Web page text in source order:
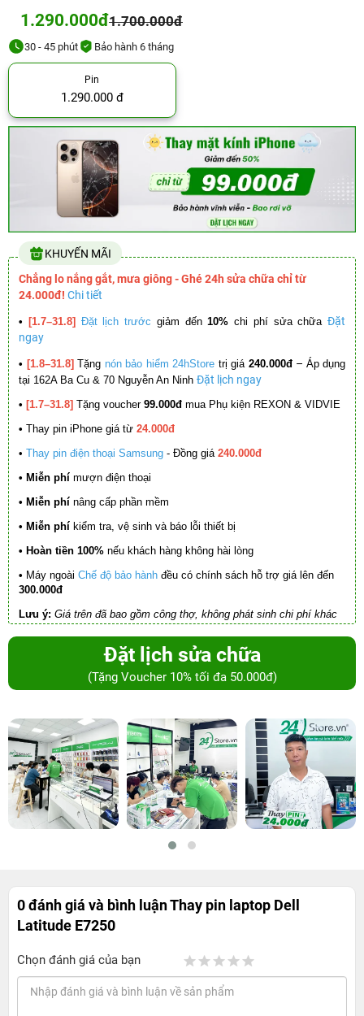
1.290.000đ1.700.000đ
30 - 45 phút Bảo hành 6 tháng
Pin
1.290.000 đ
KHUYẾN MÃI
Chẳng lo nắng gắt, mưa giông - Ghé 24h sửa chữa chỉ từ
24.000đ! Chi tiết
• [1.7–31.8] Đặt lịch trước giảm đến10% chi phí sửa chữa Đặt
ngay
• [1.8–31.8] Tặng nón bảo hiểm 24hStore trị giá 240.000đ – Áp dụng
tại 162A Ba Cu & 70 Nguyễn An Ninh Đặt lịch ngay
• [1.7–31.8] Tặng voucher 99.000đ mua Phụ kiện REXON & VIDVIE
• Thay pin iPhone giá từ 24.000đ
• Thay pin điện thoại Samsung - Đồng giá 240.000đ
• Miễn phí mượn điện thoại
• Miễn phí nâng cấp phần mềm
• Miễn phí kiểm tra, vệ sinh và báo lỗi thiết bị
• Hoàn tiền 100% nếu khách hàng không hài lòng
• Máy ngoài Chế độ bảo hành đều có chính sách hỗ trợ giá lên đến
300.000đ
Lưu ý: Giá trên đã bao gồm công thợ, không phát sinh chi phí khác
Đặt lịch sửa chữa
(Tặng Voucher 10% tối đa 50.000đ)
0 đánh giá và bình luậnThay pin laptop Dell
Latitude E7250
Chọn đánh giá của bạn